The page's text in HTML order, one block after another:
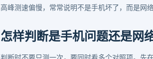
高峰测速偏慢，常常说明不是手机坏了，而是网络
怎样判断是手机问题还是网